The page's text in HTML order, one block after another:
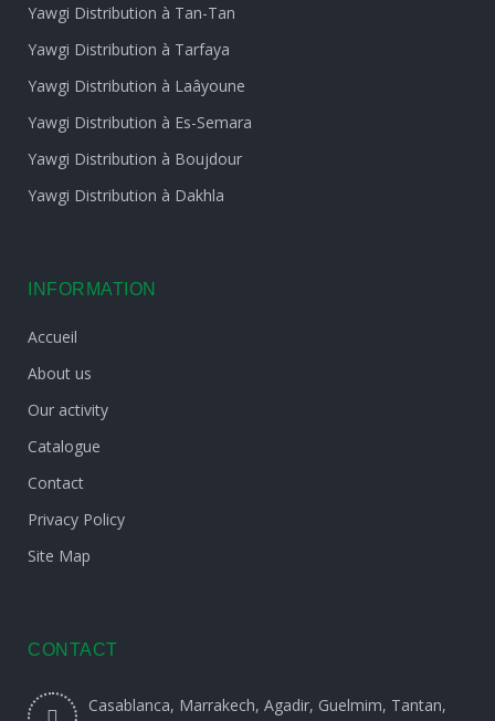
Yawgi Distribution à Tan-Tan
Yawgi Distribution à Tarfaya
Yawgi Distribution à Laâyoune
Yawgi Distribution à Es-Semara
Yawgi Distribution à Boujdour
Yawgi Distribution à Dakhla
INFORMATION
Accueil
About us
Our activity
Catalogue
Contact
Privacy Policy
Site Map
CONTACT
Casablanca, Marrakech, Agadir, Guelmim, Tantan,